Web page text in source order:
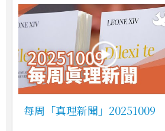
每周「真理新聞」20251009